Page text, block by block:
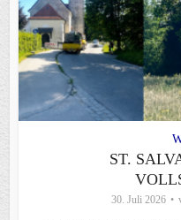
ST.
30. Juli 2026